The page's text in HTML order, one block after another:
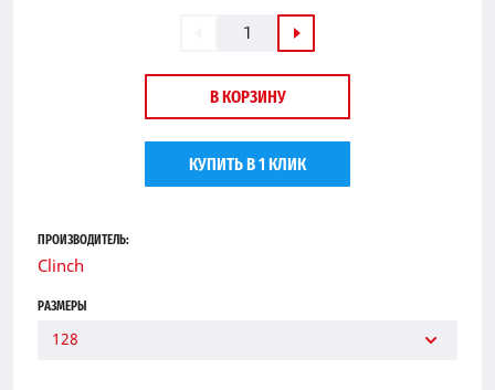
В КОРЗИНУ
КУПИТЬ В 1 КЛИК
ПРОИЗВОДИТЕЛЬ:
Clinch
РАЗМЕРЫ
128